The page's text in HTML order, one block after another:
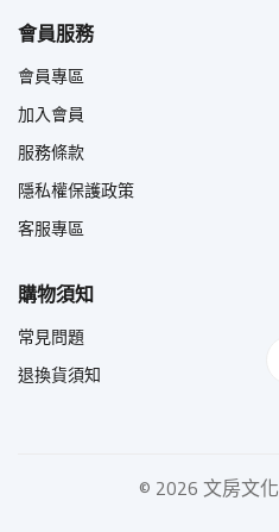
會員服務
會員專區
加入會員
服務條款
隱私權保護政策
客服專區
購物須知
常見問題
退換貨須知
© 2026 文房文